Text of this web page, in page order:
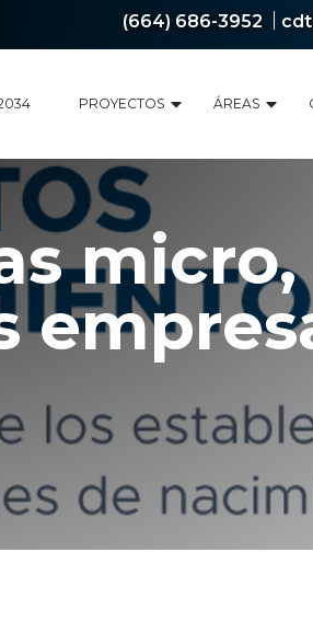
(664) 686-3952
PROYECTOS ÁREAS
micro,